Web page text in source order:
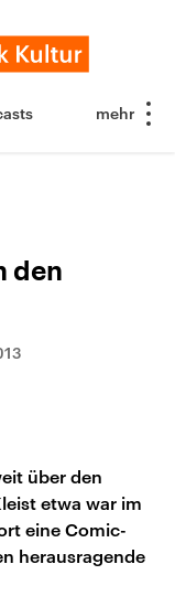
den
über den
etwa war im
eine Comic-
herausragende